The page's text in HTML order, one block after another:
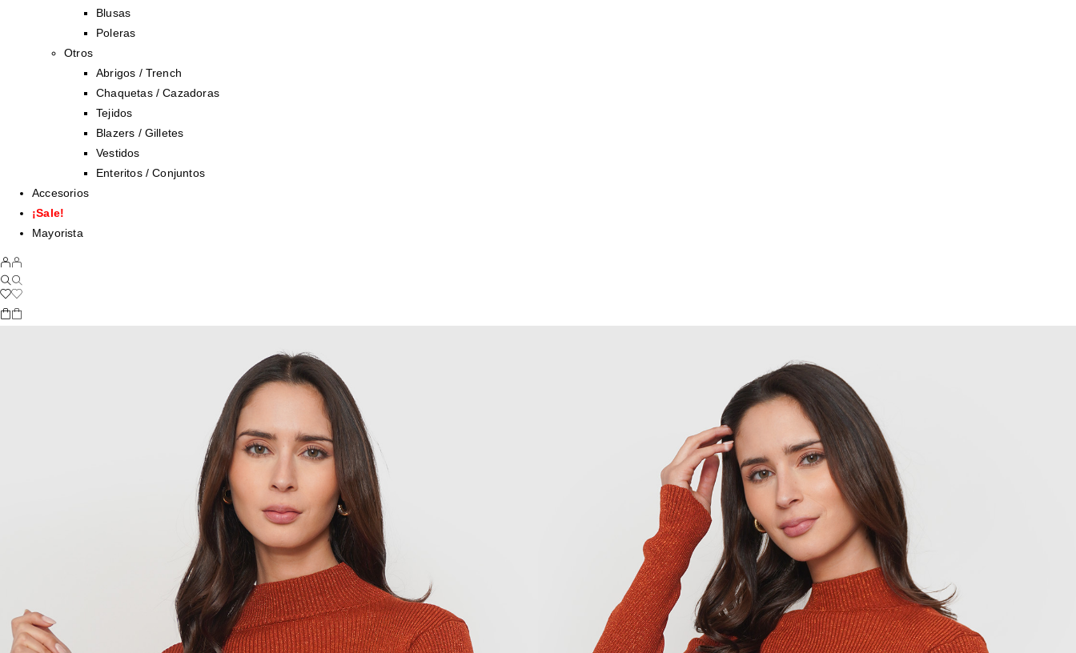
Blusas
Poleras
Otros
Abrigos / Trench
Chaquetas / Cazadoras
Tejidos
Blazers / Gilletes
Vestidos
Enteritos / Conjuntos
Accesorios
¡Sale!
Mayorista